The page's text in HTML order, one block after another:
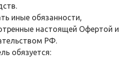
иные обязанности,
настоящей Офертой и
РФ.
обязуется: